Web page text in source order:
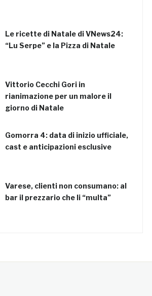
Le ricette di Natale di VNews24:
“Lu Serpe” e la Pizza di Natale
Vittorio Cecchi Gori in
rianimazione per un malore il
giorno di Natale
Gomorra 4: data di inizio ufficiale,
cast e anticipazioni esclusive
Varese, clienti non consumano: al
bar il prezzario che li “multa”